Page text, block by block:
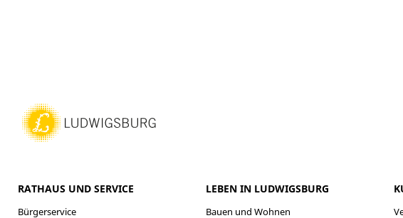
RATHAUS UND SERVICE
Bürgerservice
LEBEN IN LUDWIGSBURG
Bauen und Wohnen